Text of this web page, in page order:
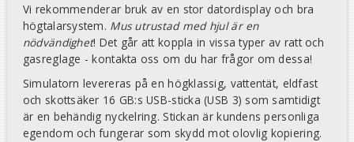
Vi rekommenderar bruk av en stor datordisplay och bra
högtalarsystem. Mus utrustad med hjul är en
nödvändighet! Det går att koppla in vissa typer av ratt och
gasreglage - kontakta oss om du har frågor om dessa!
Simulatorn levereras på en högklassig, vattentät, eldfast
och skottsäker 16 GB:s USB-sticka (USB 3) som samtidigt
är en behändig nyckelring. Stickan är kundens personliga
egendom och fungerar som skydd mot olovlig kopiering.